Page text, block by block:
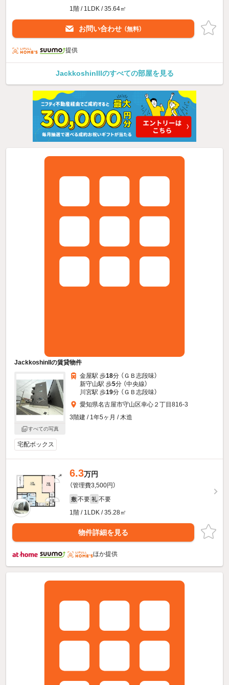
1階 / 1LDK / 35.64㎡
お問い合わせ （無料）
提供
JackkoshinIIIのすべての部屋を見る
JackkoshinIIの賃貸物件
すべての写真
金屋駅 歩18分 （ＧＢ志段味）
新守山駅 歩5分 （中央線）
川宮駅 歩19分 （ＧＢ志段味）
愛知県名古屋市守山区幸心２丁目816-3
3階建 / 1年5ヶ月 / 木造
宅配ボックス
6.3万円
（管理費3,500円）
敷 不要 礼 不要
1階 / 1LDK / 35.28㎡
物件詳細を見る
ほか提供